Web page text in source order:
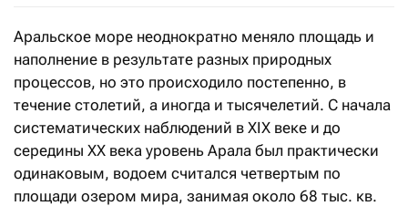
Аральское море неоднократно меняло площадь и
наполнение в результате разных природных
процессов, но это происходило постепенно, в
течение столетий, а иногда и тысячелетий. С начала
систематических наблюдений в XIX веке и до
середины ХХ века уровень Арала был практически
одинаковым, водоем считался четвертым по
площади озером мира, занимая около 68 тыс. кв.